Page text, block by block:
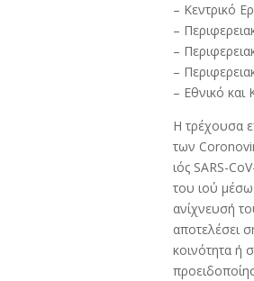
– Κεντρικό
–
–
–
– Εθνικό
Η τρέχουσα
των
ιός SARS-
του ιού μέσω
ανίχνευσή
αποτελέσει
κοινότητα ή